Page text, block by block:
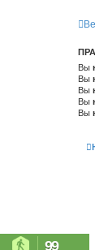
Вы
Вы
Вы
Вы
Вы
99